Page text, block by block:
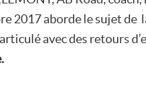
2017 aborde le sujet de
articulé avec des retours